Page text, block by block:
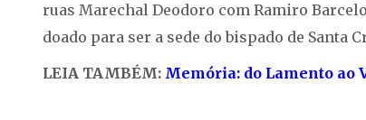
ruas Marechal Deodoro com Ramiro
doado para ser a sede do bispado de Santa
LEIA TAMBÉM: Memória: do Lamento ao